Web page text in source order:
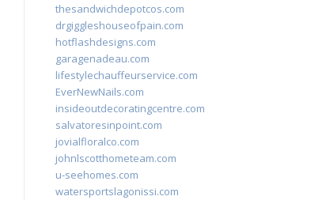
thesandwichdepotcos.com
drgiggleshouseofpain.com
hotflashdesigns.com
garagenadeau.com
lifestylechauffeurservice.com
EverNewNails.com
insideoutdecoratingcentre.com
salvatoresinpoint.com
jovialfloralco.com
johnlscotthometeam.com
u-seehomes.com
watersportslagonissi.com